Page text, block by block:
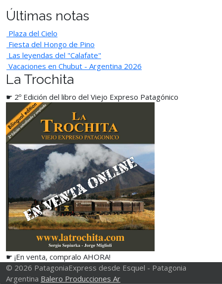
Últimas notas
Plaza del Cielo
Fiesta del Hongo de Pino
Las leyendas del "Calafate"
Vacaciones en Chubut - Argentina 2026
La Trochita
☛ 2º Edición del libro del Viejo Expreso Patagónico
☛ ¡En venta, compralo AHORA!
© 2026 PatagoniaExpress desde Esquel - Patagonia
Argentina Balero Producciones Ar